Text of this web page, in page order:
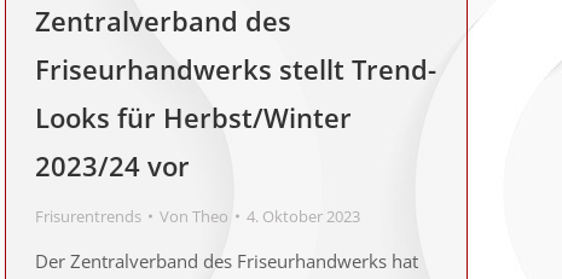
Zentralverband des
Friseurhandwerks stellt Trend-
Looks für Herbst/Winter
2023/24 vor
Frisurentrends Von Theo 4. Oktober 2023
Der Zentralverband des Friseurhandwerks hat